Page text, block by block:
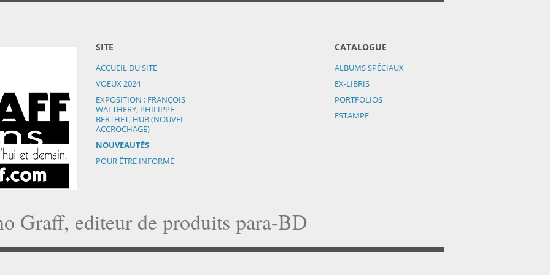
SITE
ACCUEIL DU SITE
VOEUX 2024
EXPOSITION : FRANÇOIS
WALTHERY, PHILIPPE
BERTHET, HUB (NOUVEL
ACCROCHAGE)
NOUVEAUTÉS
POUR ÊTRE INFORMÉ
CATALOGUE
ALBUMS SPÉCIAUX
EX-LIBRIS
PORTFOLIOS
ESTAMPE
Graff, editeur de produits para-BD